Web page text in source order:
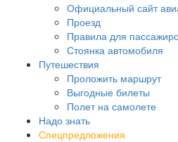
Официальный сайт
Проезд
Правила для
Стоянка автомобиля
Путешествия
Проложить маршрут
Выгодные билеты
Полет на самолете
Надо знать
Спецпредложения